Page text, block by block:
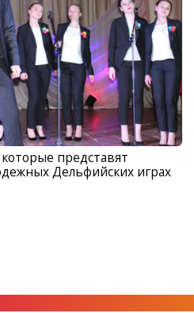
представят
Дельфийских играх